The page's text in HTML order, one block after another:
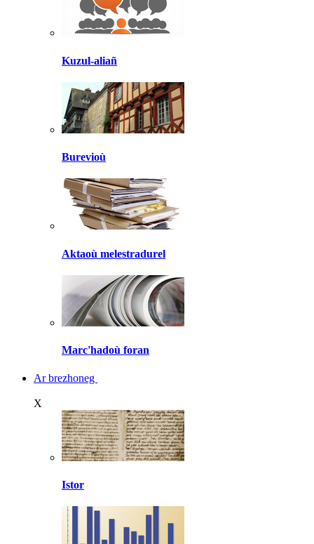
Kuzul-aliañ
Burevioù
Aktaoù melestradurel
Marc'hadoù foran
Ar brezhoneg
X
Istor